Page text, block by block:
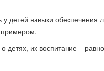
детей навыки обеспечения
примером.
детях, их воспитание –